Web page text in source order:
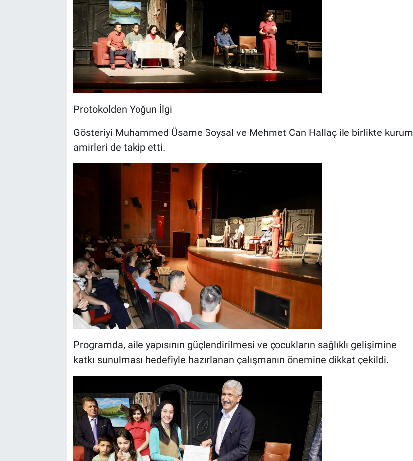
Protokolden Yoğun İlgi
Gösteriyi Muhammed Üsame Soysal ve Mehmet Can Hallaç ile birlikte kurum
amirleri de takip etti.
Programda, aile yapısının güçlendirilmesi ve çocukların sağlıklı gelişimine
katkı sunulması hedefiyle hazırlanan çalışmanın önemine dikkat çekildi.